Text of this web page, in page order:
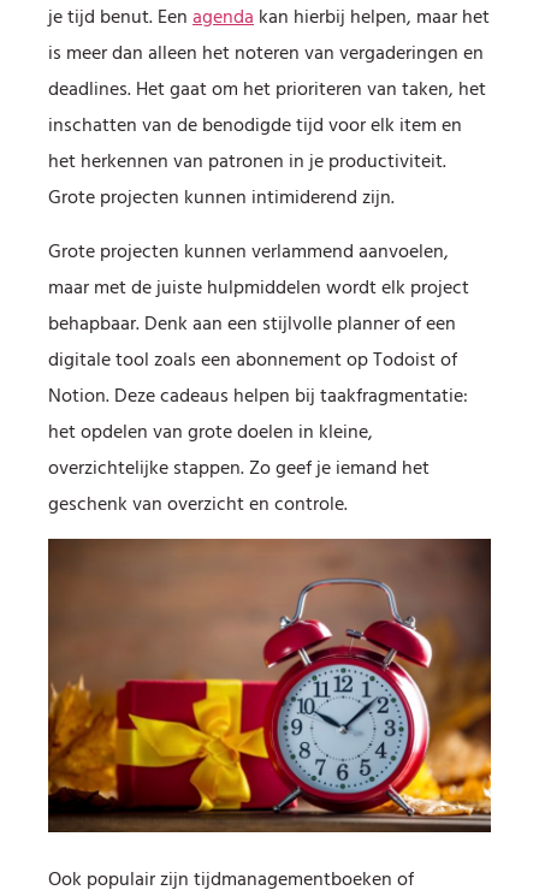
je tijd benut. Eenagendakan hierbij helpen, maar het
is meer dan alleen het noteren van vergaderingen en
deadlines. Het gaat om het prioriteren van taken, het
inschatten van de benodigde tijd voor elk item en
het herkennen van patronen in je productiviteit.
Grote projecten kunnen intimiderend zijn.
Grote projecten kunnen verlammend aanvoelen,
maar met de juiste hulpmiddelen wordt elk project
behapbaar. Denk aan een stijlvolle planner of een
digitale tool zoals een abonnement op Todoist of
Notion. Deze cadeaus helpen bij taakfragmentatie:
het opdelen van grote doelen in kleine,
overzichtelijke stappen. Zo geef je iemand het
geschenk van overzicht en controle.
Ook populair zijn tijdmanagementboeken of